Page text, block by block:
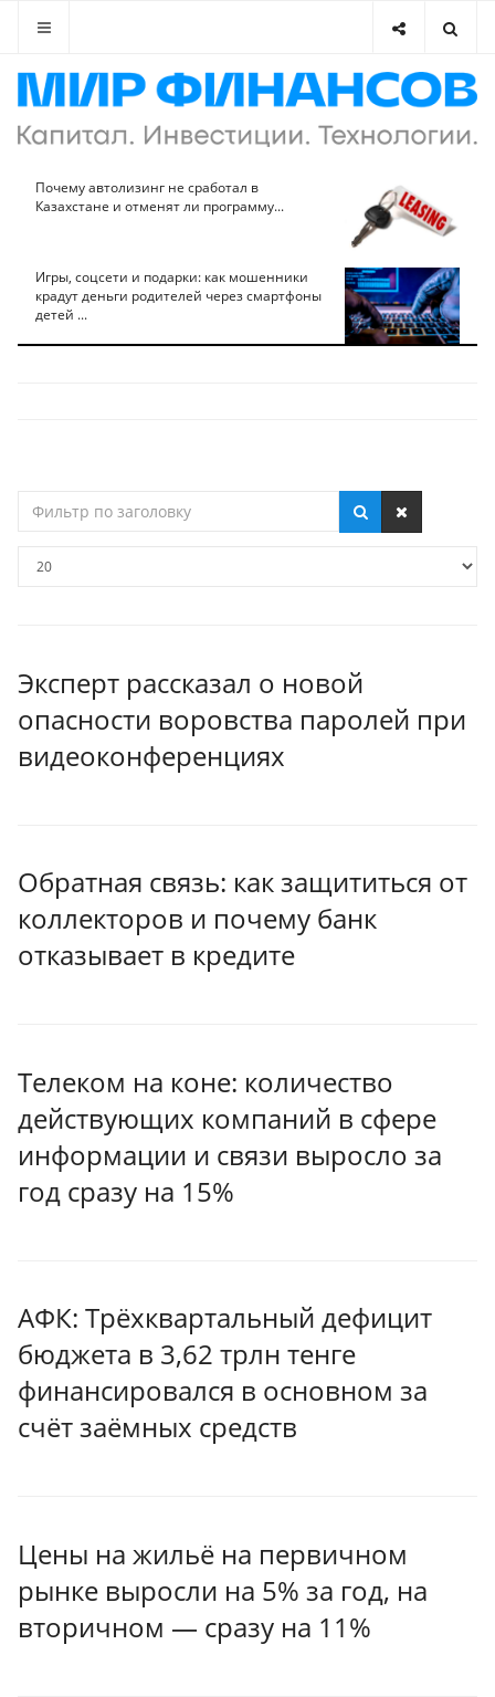
Почему автолизинг не сработал в
Казахстане и отменят ли программу...
Игры, соцсети и подарки: как мошенники
крадут деньги родителей через смартфоны
детей ...
по
Эксперт рассказал о новой
опасности воровства паролей при
видеоконференциях
Обратная связь: как защититься от
коллекторов и почему банк
отказывает в кредите
Телеком на коне: количество
действующих компаний в сфере
информации и связи выросло за
год сразу на 15%
АФК: Трёхквартальный дефицит
бюджета в 3,62 трлн тенге
финансировался в основном за
счёт заёмных средств
Цены на жильё на первичном
рынке выросли на 5% за год, на
вторичном — сразу на 11%